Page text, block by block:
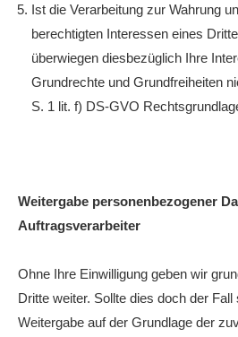
Ist die Verarbeitung zur Wahrung
berechtigten Interessen eines
überwiegen diesbezüglich Ihre
Grundrechte und Grundfreiheiten
S. 1 lit. f) DS-GVO
Weitergabe personenbezogener
Auftragsverarbeiter
Ohne Ihre Einwilligung geben wir
Dritte weiter. Sollte dies doch der Fall
Weitergabe auf der Grundlage der